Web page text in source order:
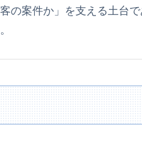
の案件か」を支える土台